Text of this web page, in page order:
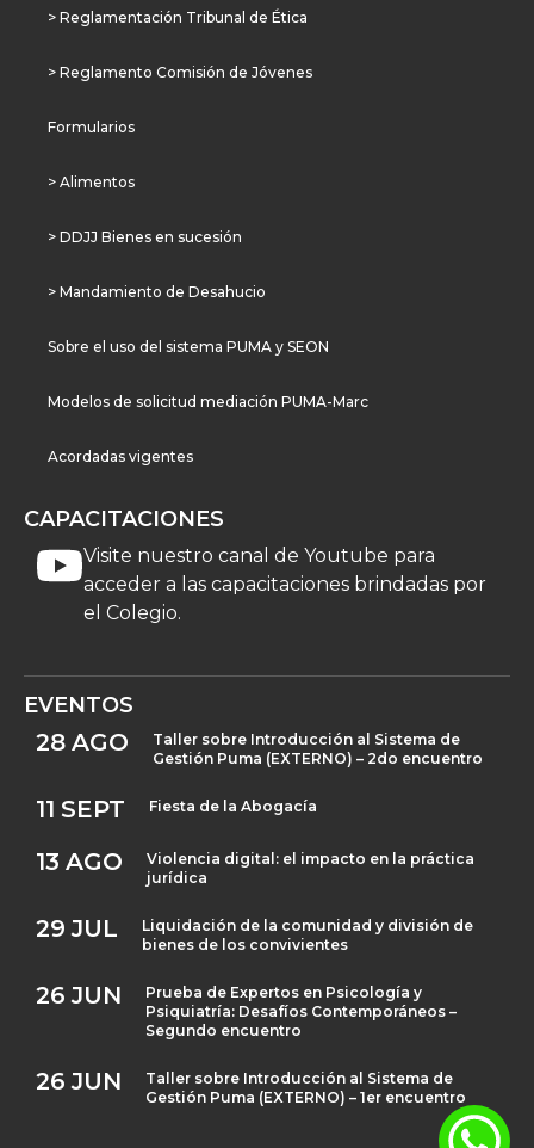
> Reglamentación Tribunal de Ética
> Reglamento Comisión de Jóvenes
Formularios
> Alimentos
> DDJJ Bienes en sucesión
> Mandamiento de Desahucio
Sobre el uso del sistema PUMA y SEON
Modelos de solicitud mediación PUMA-Marc
Acordadas vigentes
CAPACITACIONES
Visite nuestro canal de Youtube para
acceder a las capacitaciones brindadas por
el Colegio.
EVENTOS
28 AGO
Taller sobre Introducción al Sistema de
Gestión Puma (EXTERNO) – 2do encuentro
11 SEPT Fiesta de la Abogacía
13 AGO
Violencia digital: el impacto en la práctica
jurídica
29 JUL
Liquidación de la comunidad y división de
bienes de los convivientes
26 JUN
Prueba de Expertos en Psicología y
Psiquiatría: Desafíos Contemporáneos –
Segundo encuentro
26 JUN
Taller sobre Introducción al Sistema de
Gestión Puma (EXTERNO) – 1er encuentro